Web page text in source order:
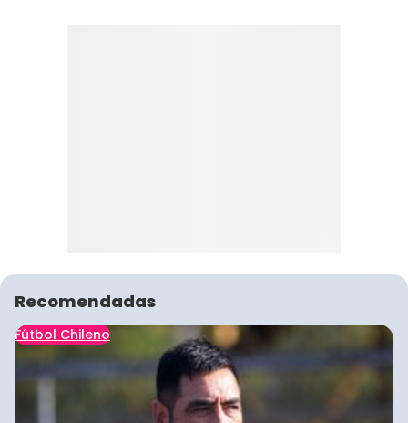
Recomendadas
Fútbol Chileno